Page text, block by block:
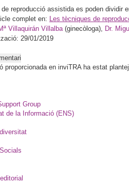
de reproducció assistida es poden
complet en: Les tècniques de
Villaquirán Villalba(ginecòloga), Dr.
29/01/2019
proporcionada en inviTRA ha estat
Group
de la Informació (ENS)